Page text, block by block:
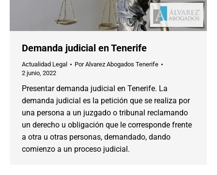
Demanda judicial en Tenerife
Actualidad Legal PorAlvarez Abogados Tenerife
2 junio, 2022
Presentar demanda judicial en Tenerife. La
demanda judicial es la petición que se realiza por
una persona a un juzgado o tribunal reclamando
un derecho u obligación que le corresponde frente
a otra u otras personas, demandado, dando
comienzo a un proceso judicial.